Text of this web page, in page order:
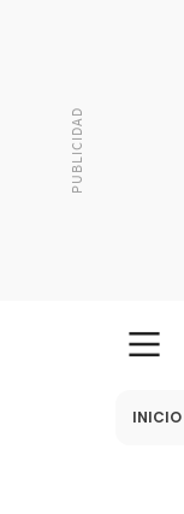
INICIO